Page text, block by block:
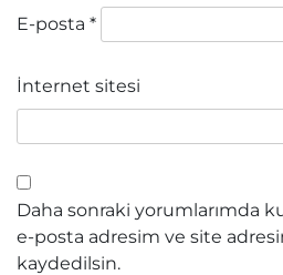
E-posta *
İnternet sitesi
Daha sonraki yorumlarımda
e-posta adresim ve site
kaydedilsin.